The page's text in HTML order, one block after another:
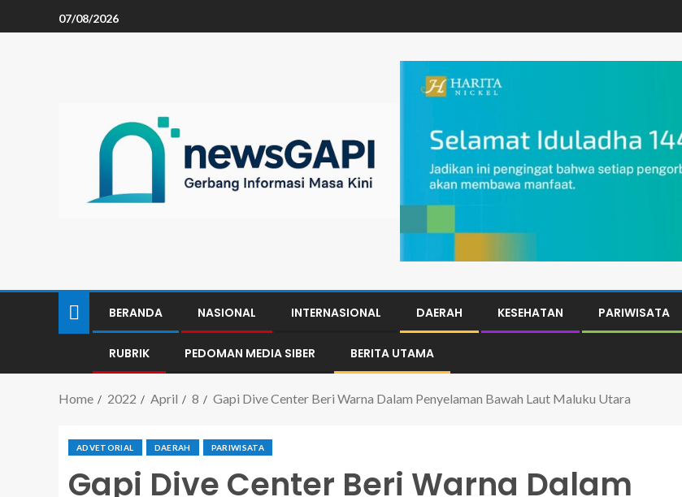
07/08/2026
BERANDA NASIONAL INTERNASIONAL DAERAH KESEHATAN PARIWISATA
RUBRIK PEDOMAN MEDIA SIBER BERITA UTAMA
Home 2022 April 8 Gapi Dive Center Beri Warna Dalam Penyelaman Bawah Laut Maluku Utara
ADVETORIAL DAERAH PARIWISATA
Gapi Dive Center Beri Warna Dalam